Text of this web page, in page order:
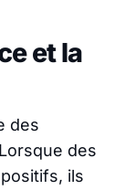
et la
des
des
ils